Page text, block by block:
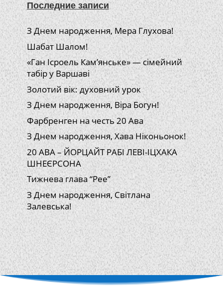
Последние записи
З Днем народження, Мера Глухова!
Шабат Шалом!
«Ган Ісроель Кам’янське» — сімейний
табір у Варшаві
Золотий вік: духовний урок
З Днем народження, Віра Богун!
Фарбренген на честь 20 Ава
З Днем народження, Хава Ніконьонок!
20 АВА – ЙОРЦАЙТ РАБІ ЛЕВІ-ІЦХАКА
ШНЕЄРСОНА
Тижнева глава “Рее”
З Днем народження, Світлана
Залевська!